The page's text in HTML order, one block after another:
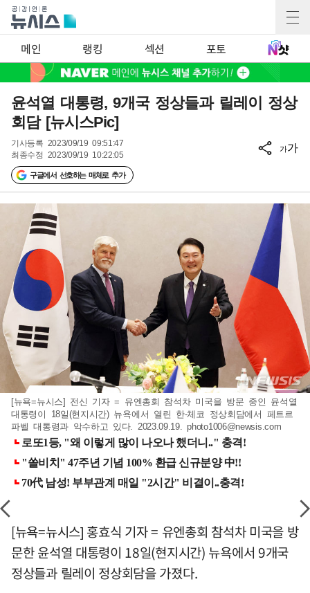
메인 랭킹 섹션 포토
윤석열 대통령, 9개국 정상들과 릴레이 정상
회담 [뉴시스Pic]
기사등록 2023/09/19 09:51:47
최종수정 2023/09/19 10:22:05
구글에서 선호하는 매체로 추가
가가
[뉴욕=뉴시스] 전신 기자 = 유엔총회 참석차 미국을 방문 중인 윤석열
대통령이 18일(현지시간) 뉴욕에서 열린 한-체코 정상회담에서 페트르
파벨 대통령과 악수하고 있다. 2023.09.19.photo1006@newsis.com
[뉴욕=뉴시스] 홍효식 기자 = 유엔총회 참석차 미국을 방
문한 윤석열 대통령이 18일(현지시간) 뉴욕에서 9개국
정상들과 릴레이 정상회담을 가졌다.